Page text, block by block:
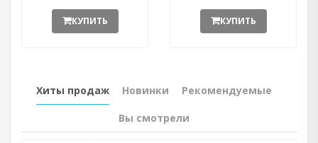
КУПИТЬ КУПИТЬ
Хиты продаж Новинки Рекомендуемые
Вы смотрели